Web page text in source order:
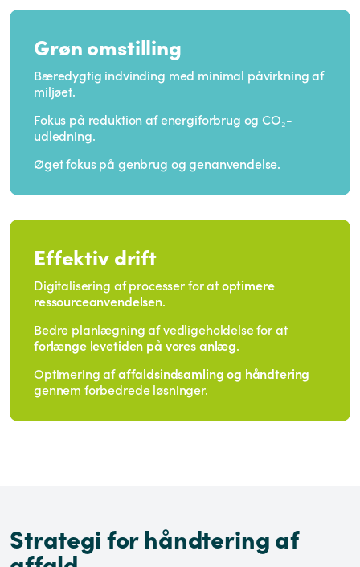
Grøn omstilling
Bæredygtig indvinding med minimal påvirkning af
miljøet.
Fokus på reduktion af energiforbrug og CO₂-
udledning.
Øget fokus på genbrug og genanvendelse.
Effektiv drift
Digitalisering af processer for atoptimere
ressourceanvendelsen.
Bedre planlægning af vedligeholdelse for at
forlænge levetiden på vores anlæg.
Optimering afaffaldsindsamling og håndtering
gennem forbedrede løsninger.
Strategi for håndtering af